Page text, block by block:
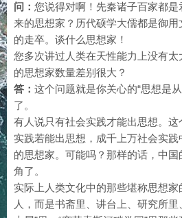
问： 您说得对啊！先秦诸子百家都
来的思想家？历代硕学大儒都是御
的走卒。谈什么思想家！
您多次讲过人类在天性能力上没有
的思想家数量差别很大？
答： 这个问题就是你关心的“思想是
了。
有人说只有社会实践才能出思想。
实践若能出思想，成千上万社会实
的思想家。可能吗？那样的话，中
角了。
实际上人类文化中的那些堪称思想
人，而是书斋里、讲台上、研究所